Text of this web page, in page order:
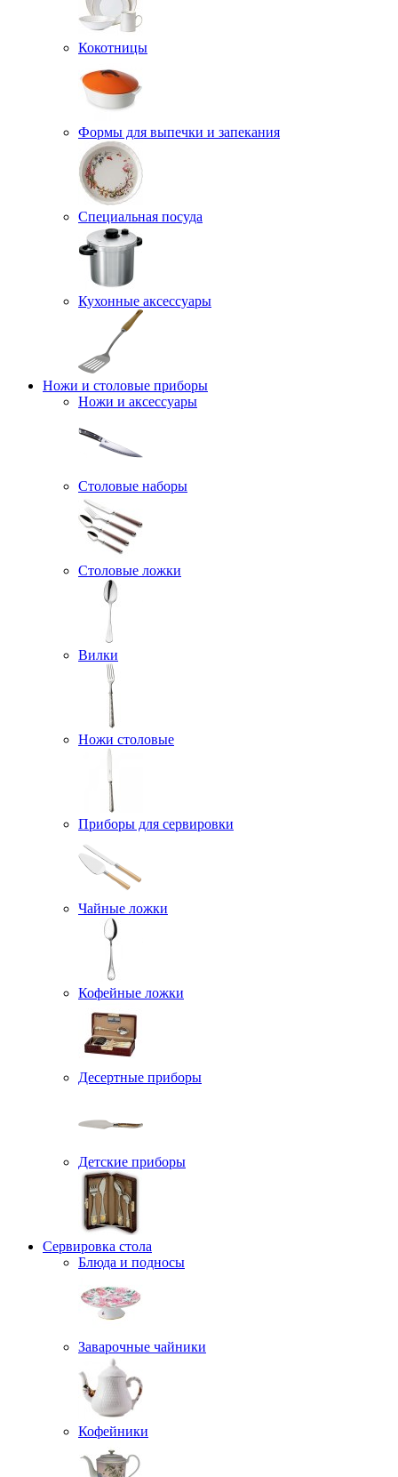
Кокотницы
Формы для выпечки и запекания
Специальная посуда
Кухонные аксессуары
Ножи и столовые приборы
Ножи и аксессуары
Столовые наборы
Столовые ложки
Вилки
Ножи столовые
Приборы для сервировки
Чайные ложки
Кофейные ложки
Десертные приборы
Детские приборы
Сервировка стола
Блюда и подносы
Заварочные чайники
Кофейники